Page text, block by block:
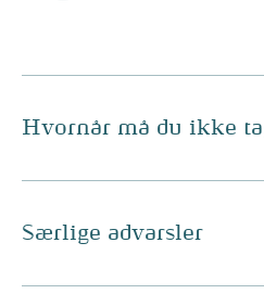
Hvornår må du ikke
Særlige advarsler